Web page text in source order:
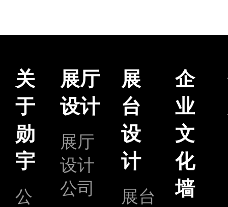
关
于
勋
宇
公
展厅
设计
展厅
设计
公司
展
台
设
计
展台
企
业
文
化
墙